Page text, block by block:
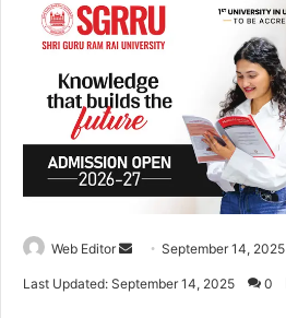
Web Editor September 14, 2025
Last Updated: September 14, 2025 0